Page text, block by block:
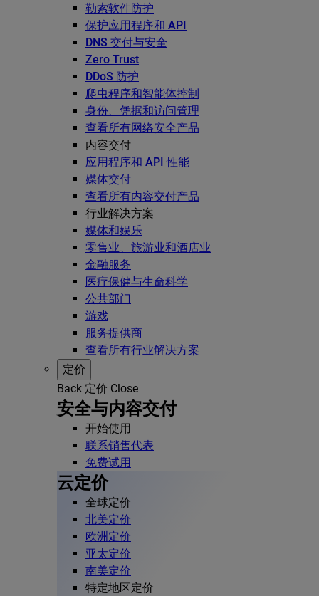
勒索软件防护
保护应用程序和 API
DNS 交付与安全
Zero Trust
DDoS 防护
爬虫程序和智能体控制
身份、凭据和访问管理
查看所有网络安全产品
内容交付
应用程序和 API 性能
媒体交付
查看所有内容交付产品
行业解决方案
媒体和娱乐
零售业、旅游业和酒店业
金融服务
医疗保健与生命科学
公共部门
游戏
服务提供商
查看所有行业解决方案
定价
Back 定价 Close
安全与内容交付
开始使用
联系销售代表
免费试用
云定价
全球定价
北美定价
欧洲定价
亚太定价
南美定价
特定地区定价